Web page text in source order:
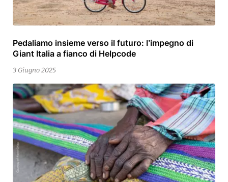
Pedaliamo insieme verso il futuro: l’impegno di
Giant Italia a fianco di Helpcode
3 Giugno 2025
15
Settembre
2025